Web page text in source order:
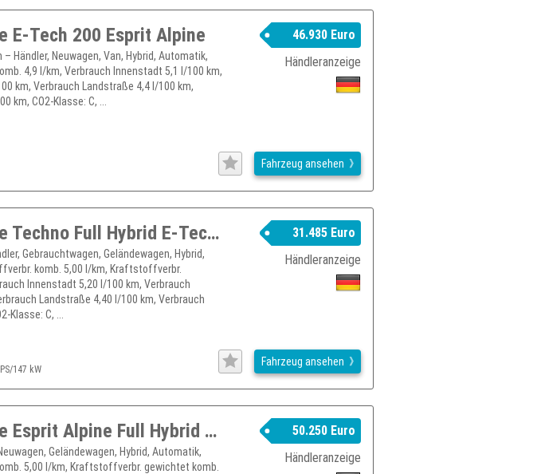
E-Tech 200 Esprit Alpine
Händler, Neuwagen, Van, Hybrid, Automatik,
4,9 l/km, Verbrauch Innenstadt 5,1 l/100 km,
km, Verbrauch Landstraße 4,4 l/100 km,
km, CO2-Klasse: C, ...
46.930 Euro
Händleranzeige
Fahrzeug ansehen
RENAULT Espace Techno Full Hybrid E-Tech 200 7- Sitzer
Gebrauchtwagen, Geländewagen, Hybrid,
komb. 5,00 l/km, Kraftstoffverbr.
Innenstadt 5,20 l/100 km, Verbrauch
Landstraße 4,40 l/100 km, Verbrauch
Klasse: C, ...
31.485 Euro
Händleranzeige
147 kW
Fahrzeug ansehen
RENAULT Espace Esprit Alpine Full Hybrid E-Tech 200
Geländewagen, Hybrid, Automatik,
5,00 l/km, Kraftstoffverbr. gewichtet komb.
50.250 Euro
Händleranzeige